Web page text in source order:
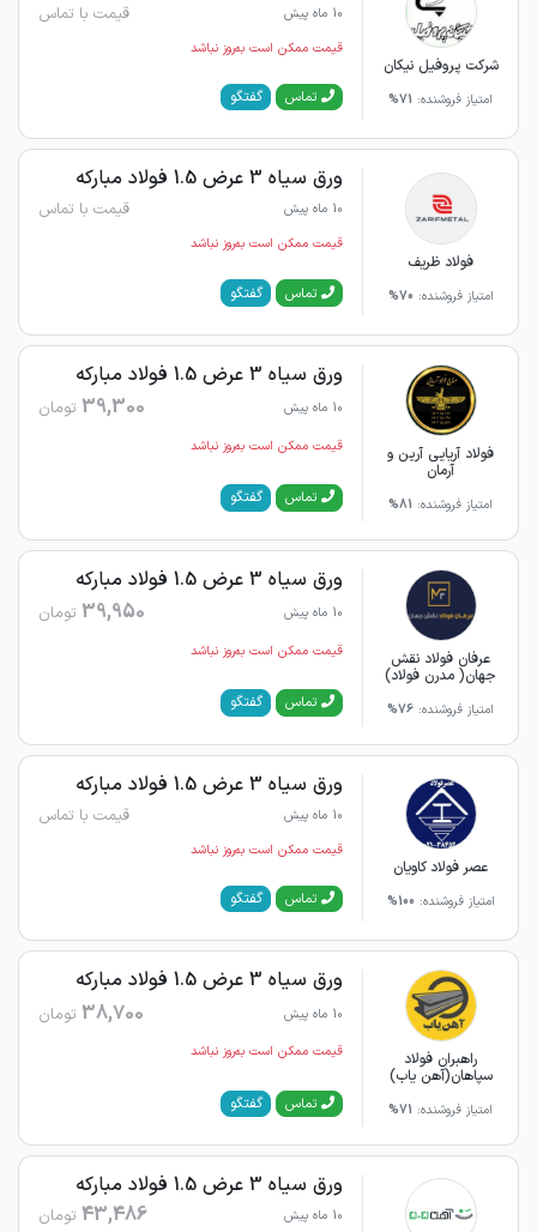
شرکت پروفیل نیکان
امتیاز فروشنده: 71%
10 ماه پیش قیمت با تماس
قیمت ممکن است به‌روز نباشد
تماس گفتگو
فولاد ظریف
امتیاز فروشنده: 70%
ورق سیاه 3 عرض 1.5 فولاد مبارکه
10 ماه پیش قیمت با تماس
قیمت ممکن است به‌روز نباشد
تماس گفتگو
فولاد آریایی آرین و
آرمان
امتیاز فروشنده: 81%
ورق سیاه 3 عرض 1.5 فولاد مبارکه
10 ماه پیش 39,300 تومان
قیمت ممکن است به‌روز نباشد
تماس گفتگو
عرفان فولاد نقش
جهان( مدرن فولاد)
امتیاز فروشنده: 76%
ورق سیاه 3 عرض 1.5 فولاد مبارکه
10 ماه پیش 39,950 تومان
قیمت ممکن است به‌روز نباشد
تماس گفتگو
عصر فولاد کاویان
امتیاز فروشنده: 100%
ورق سیاه 3 عرض 1.5 فولاد مبارکه
10 ماه پیش قیمت با تماس
قیمت ممکن است به‌روز نباشد
تماس گفتگو
راهبران فولاد
سپاهان(آهن یاب)
امتیاز فروشنده: 71%
ورق سیاه 3 عرض 1.5 فولاد مبارکه
10 ماه پیش 38,700 تومان
قیمت ممکن است به‌روز نباشد
تماس گفتگو
ورق سیاه 3 عرض 1.5 فولاد مبارکه
10 ماه پیش 43,486 تومان